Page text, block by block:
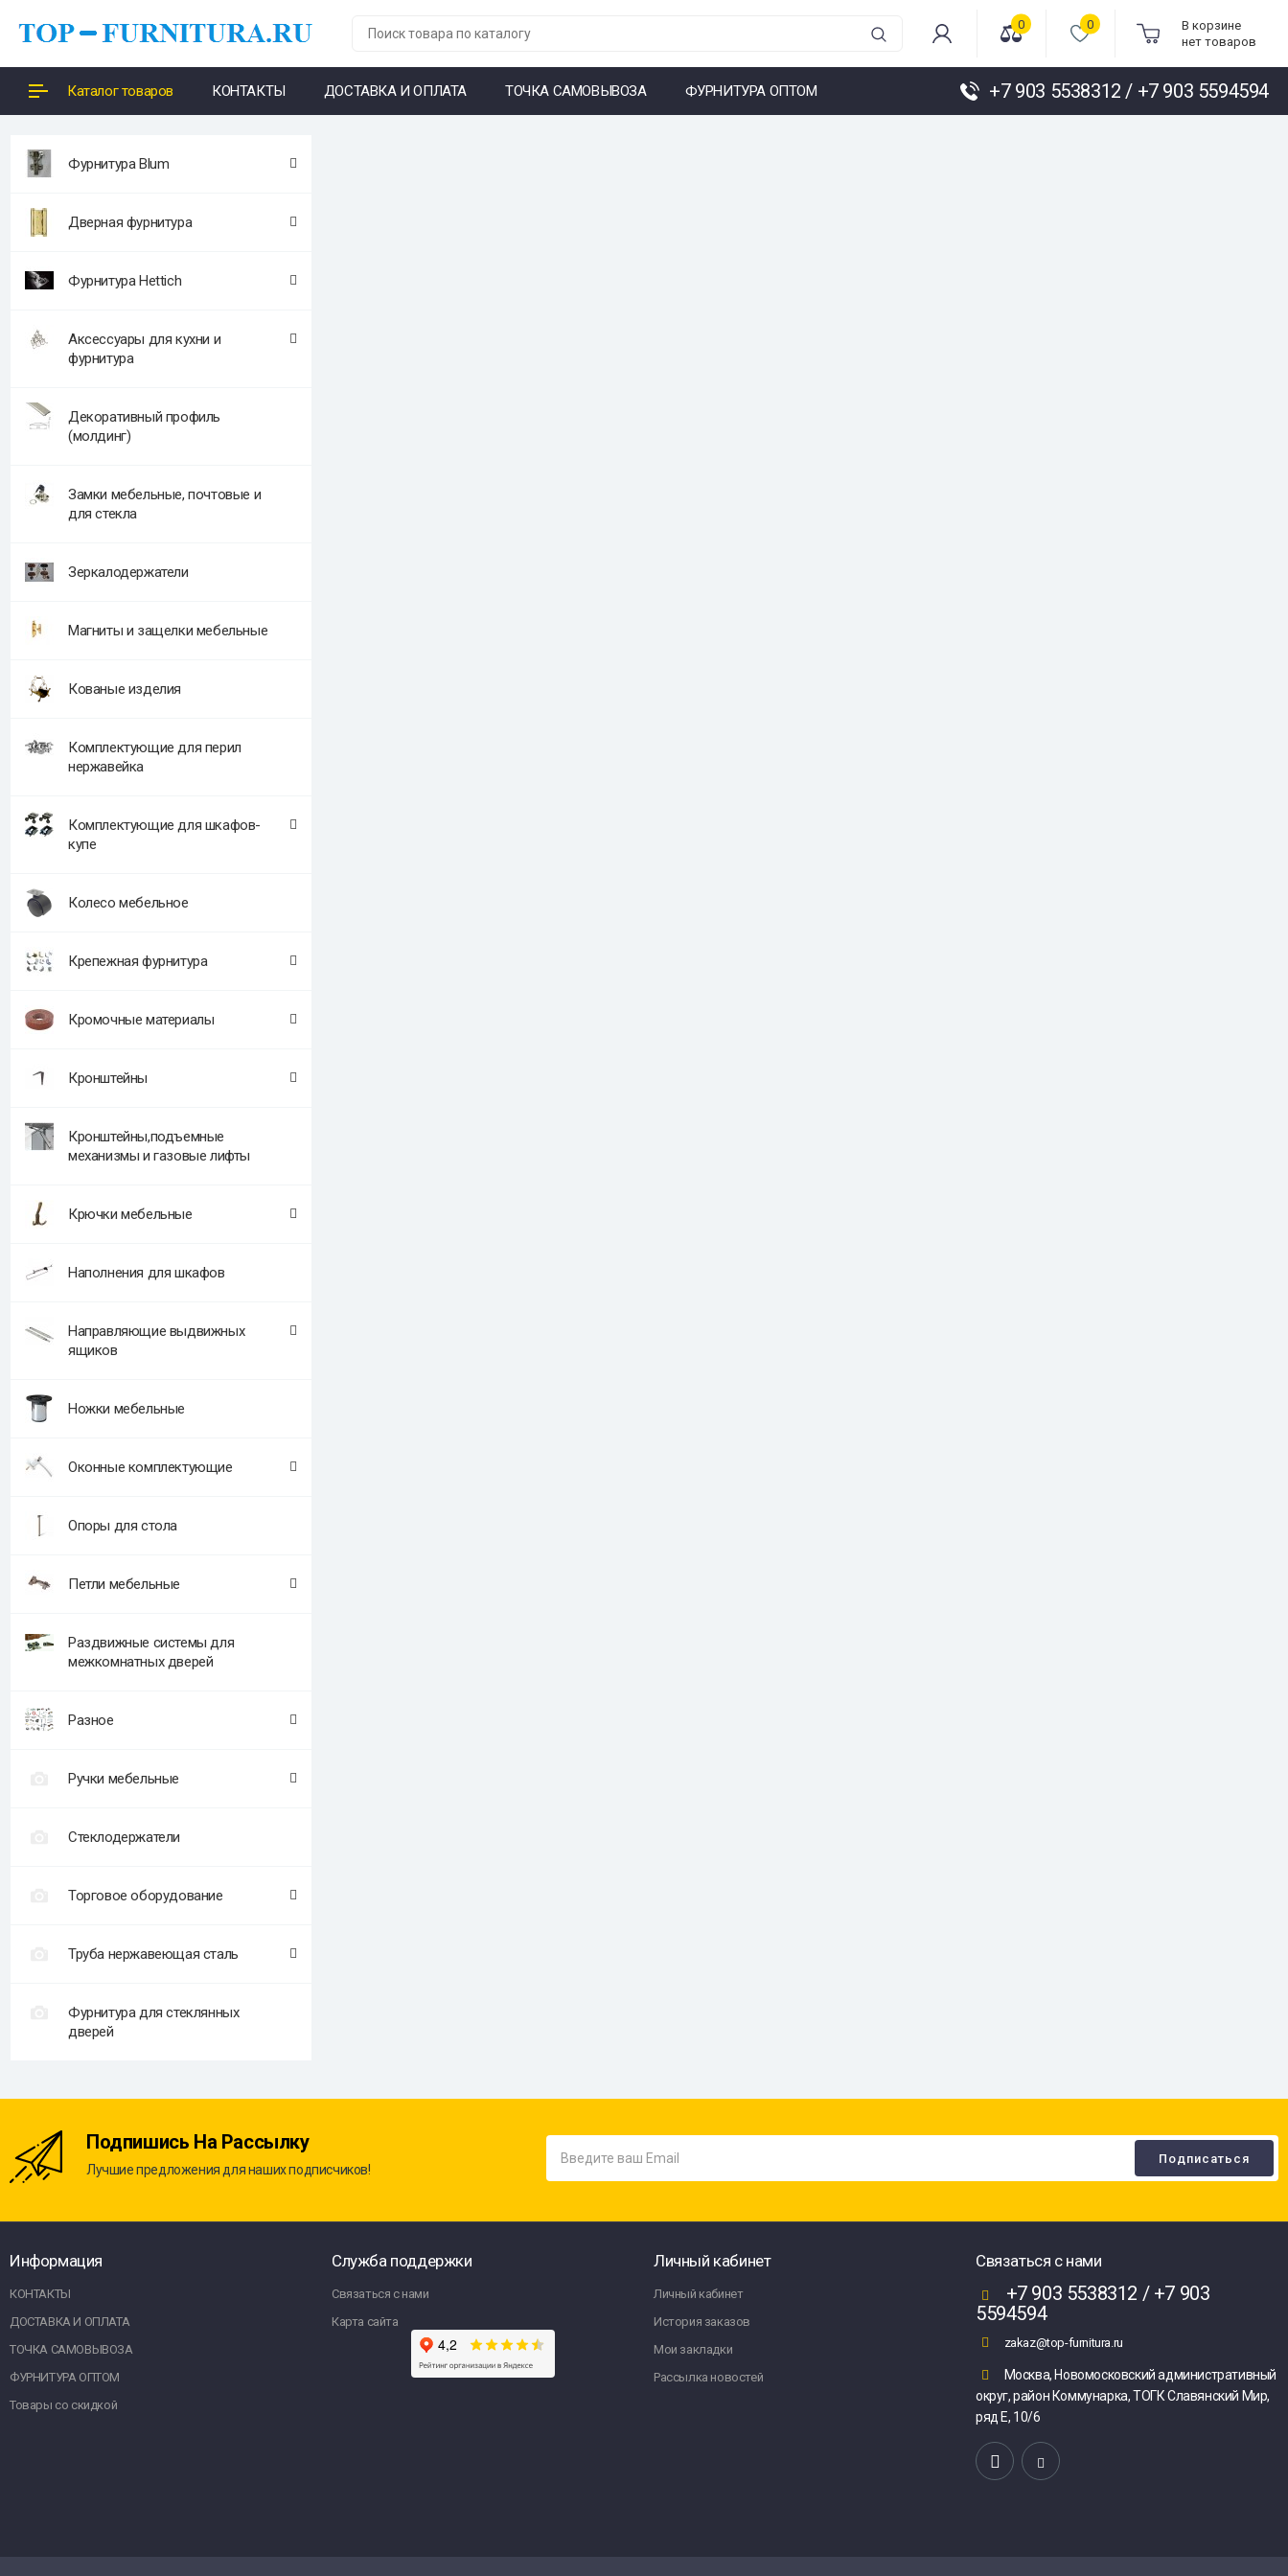
0 0
В корзине
нет товаров
Каталог товаров КОНТАКТЫ ДОСТАВКА И ОПЛАТА ТОЧКА САМОВЫВОЗА ФУРНИТУРА ОПТОМ +7 903 5538312 / +7 903 5594594
Фурнитура Blum
Дверная фурнитура
Фурнитура Hettich
Аксессуары для кухни и
фурнитура
Декоративный профиль
(молдинг)
Замки мебельные, почтовые и
для стекла
Зеркалодержатели
Магниты и защелки мебельные
Кованые изделия
Комплектующие для перил
нержавейка
Комплектующие для шкафов-
купе
Колесо мебельное
Крепежная фурнитура
Кромочные материалы
Кронштейны
Кронштейны,подъемные
механизмы и газовые лифты
Крючки мебельные
Наполнения для шкафов
Направляющие выдвижных
ящиков
Ножки мебельные
Оконные комплектующие
Опоры для стола
Петли мебельные
Раздвижные системы для
межкомнатных дверей
Разное
Ручки мебельные
Стеклодержатели
Торговое оборудование
Труба нержавеющая сталь
Фурнитура для стеклянных
дверей
Подпишись На Рассылку
Лучшие предложения для наших подписчиков!
Информация
КОНТАКТЫ
ДОСТАВКА И ОПЛАТА
ТОЧКА САМОВЫВОЗА
ФУРНИТУРА ОПТОМ
Товары со скидкой
Служба поддержки
Связаться с нами
Карта сайта
Личный кабинет
Личный кабинет
История заказов
Мои закладки
Рассылка новостей
Связаться с нами
+7 903 5538312 / +7 903
5594594
zakaz@top-furnitura.ru
Москва, Новомосковский административный
округ, район Коммунарка, ТОГК Славянский Мир,
ряд Е, 10/6